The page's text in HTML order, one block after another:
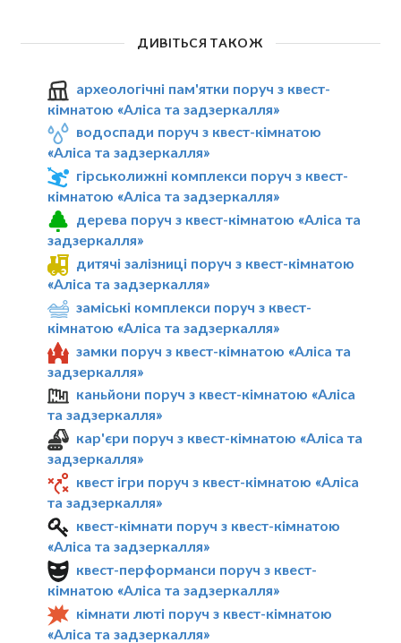
ДИВІТЬСЯ ТАКОЖ
археологічні пам'ятки поруч з квест-
кімнатою «Алiса та задзеркалля»
водоспади поруч з квест-кімнатою
«Алiса та задзеркалля»
гірськолижні комплекси поруч з квест-
кімнатою «Алiса та задзеркалля»
дерева поруч з квест-кімнатою «Алiса та
задзеркалля»
дитячі залізниці поруч з квест-кімнатою
«Алiса та задзеркалля»
заміські комплекси поруч з квест-
кімнатою «Алiса та задзеркалля»
замки поруч з квест-кімнатою «Алiса та
задзеркалля»
каньйони поруч з квест-кімнатою «Алiса
та задзеркалля»
кар'єри поруч з квест-кімнатою «Алiса та
задзеркалля»
квест ігри поруч з квест-кімнатою «Алiса
та задзеркалля»
квест-кімнати поруч з квест-кімнатою
«Алiса та задзеркалля»
квест-перформанси поруч з квест-
кімнатою «Алiса та задзеркалля»
кімнати люті поруч з квест-кімнатою
«Алiса та задзеркалля»